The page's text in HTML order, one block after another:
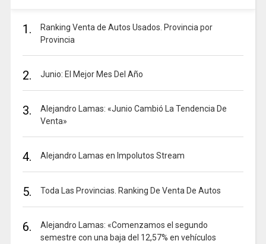
1.
Ranking Venta de Autos Usados. Provincia por
Provincia
2. Junio: El Mejor Mes Del Año
3.
Alejandro Lamas: «Junio Cambió La Tendencia De
Venta»
4. Alejandro Lamas en Impolutos Stream
5. Toda Las Provincias. Ranking De Venta De Autos
6.
Alejandro Lamas: «Comenzamos el segundo
semestre con una baja del 12,57% en vehículos